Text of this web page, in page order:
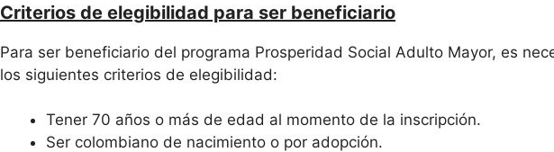
Criterios de elegibilidad para ser beneficiario
Para ser beneficiario del programa Prosperidad Social Adulto Mayor, es
los siguientes criterios de elegibilidad:
Tener 70 años o más de edad al momento de la inscripción.
Ser colombiano de nacimiento o por adopción.